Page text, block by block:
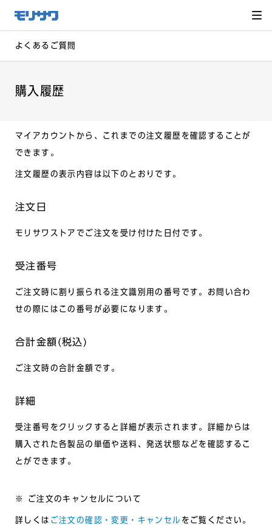
メ
ニュー
飛ばし
へ移動
よくあるご質問
購入履歴
マイアカウントから、これまでの注文履歴を確認することが
できます。
注文履歴の表示内容は以下のとおりです。
注文日
モリサワストアでご注文を受け付けた日付です。
受注番号
ご注文時に割り振られる注文識別用の番号です。お問い合わ
せの際にはこの番号が必要になります。
合計金額(税込)
ご注文時の合計金額です。
詳細
受注番号をクリックすると詳細が表示されます。詳細からは
購入された各製品の単価や送料、発送状態などを確認するこ
とができます。
※ ご注文のキャンセルについて
詳しくは ご注文の確認・変更・キャンセル をご覧ください。